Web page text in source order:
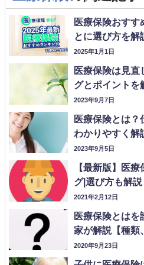
医療保険おすす
とに選び方を解
2025年1月1日
医療保険は見直
グとポイントを
2023年9月7日
医療保険とは？
わかりやすく解
2023年9月5日
【最新版】医
グ|選び方も解説
2021年2月12日
医療保険とはを
家が解説【種類
2020年9月23日